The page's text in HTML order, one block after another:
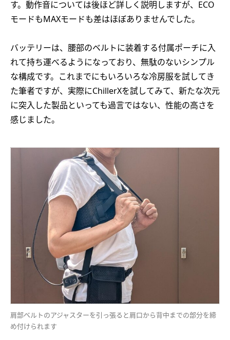
す。動作音については後ほど詳しく説明しますが、ECO
モードもMAXモードも差はほぼありませんでした。
バッテリーは、腰部のベルトに装着する付属ポーチに入
れて持ち運べるようになっており、無駄のないシンプル
な構成です。これまでにもいろいろな冷房服を試してき
た筆者ですが、実際にChillerXを試してみて、新たな次元
に突入した製品といっても過言ではない、性能の高さを
感じました。
肩部ベルトのアジャスターを引っ張ると肩口から背中までの部分を締
め付けられます